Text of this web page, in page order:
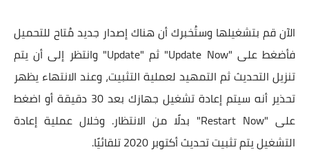
الآن قم بتشغيلها وستُخبرك أن هناك إصدار جديد مُتاح للتحميل
فأضغط على "Update Now" ثم "Update" وانتظر إلى أن يتم
تنزيل التحديث ثم التمهيد لعملية التثبيت، وعند الانتهاء يظهر
تحذير أنه سيتم إعادة تشغيل جهازك بعد 30 دقيقة أو اضغط
على "Restart Now" بدلًا من الانتظار. وخلال عملية إعادة
التشغيل يتم تثبيت تحديث أكتوبر 2020 تلقائيًا.